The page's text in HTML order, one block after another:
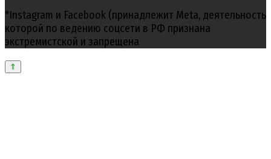
*Instagram и Facebook (принадлежит Meta, деятельность
которой по ведению соцсети в РФ признана
экстремистской и запрещена